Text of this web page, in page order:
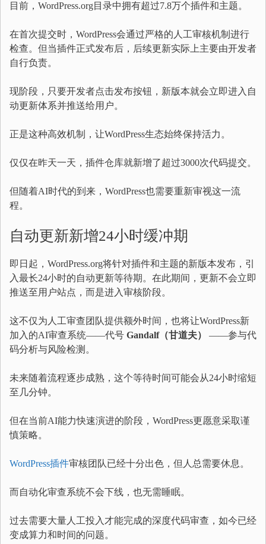
目前，WordPress.org目录中拥有超过7.8万个插件和主题。
在首次提交时，WordPress会通过严格的人工审核机制进行
检查。但当插件正式发布后，后续更新实际上主要由开发者
自行负责。
现阶段，只要开发者点击发布按钮，新版本就会立即进入自
动更新体系并推送给用户。
正是这种高效机制，让WordPress生态始终保持活力。
仅仅在昨天一天，插件仓库就新增了超过3000次代码提交。
但随着AI时代的到来，WordPress也需要重新审视这一流
程。
自动更新新增24小时缓冲期
即日起，WordPress.org将针对插件和主题的新版本发布，引
入最长24小时的自动更新等待期。在此期间，更新不会立即
推送至用户站点，而是进入审核阶段。
这不仅为人工审查团队提供额外时间，也将让WordPress新
加入的AI审查系统——代号 Gandalf（甘道夫）
——参与代
码分析与风险检测。
未来随着流程逐步成熟，这个等待时间可能会从24小时缩短
至几分钟。
但在当前AI能力快速演进的阶段，WordPress更愿意采取谨
慎策略。
WordPress插件审核团队已经十分出色，但人总需要休息。
而自动化审查系统不会下线，也无需睡眠。
过去需要大量人工投入才能完成的深度代码审查，如今已经
变成算力和时间的问题。